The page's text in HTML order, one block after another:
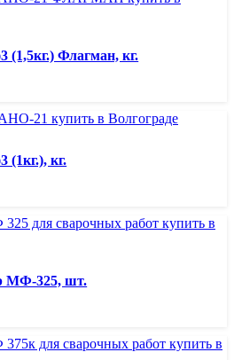
Флагман, кг.
кг.
МФ-325, шт.